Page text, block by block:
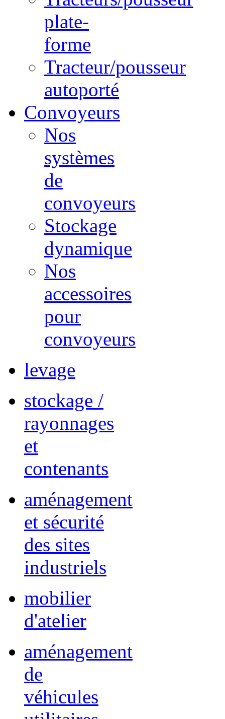
plate-
forme
Tracteur/pousseur
autoporté
Convoyeurs
Nos
systèmes
de
convoyeurs
Stockage
dynamique
Nos
accessoires
pour
convoyeurs
levage
stockage /
rayonnages
et
contenants
aménagement
et sécurité
des sites
industriels
mobilier
d'atelier
aménagement
de
véhicules